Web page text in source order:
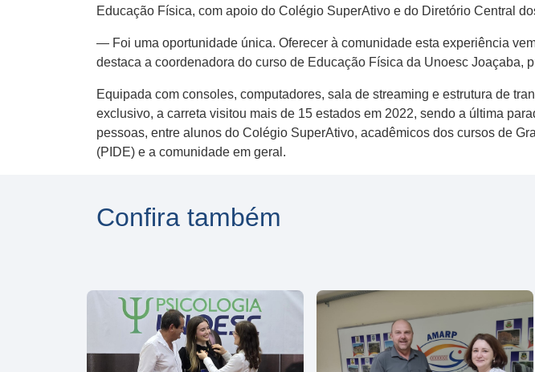
Educação Física, com apoio do Colégio SuperAtivo e do Diretório Central
— Foi uma oportunidade única. Oferecer à comunidade esta experiência
destaca a coordenadora do curso de Educação Física da Unoesc Joaçaba,
Equipada com consoles, computadores, sala de streaming e estrutura de
exclusivo, a carreta visitou mais de 15 estados em 2022, sendo a última
pessoas, entre alunos do Colégio SuperAtivo, acadêmicos dos cursos de
(PIDE) e a comunidade em geral.
Confira também